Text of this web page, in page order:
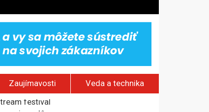
Zaujímavosti Veda a technika
festival
prejave dôvery